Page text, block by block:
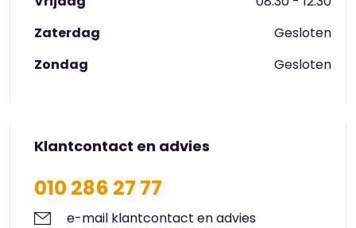
Zaterdag
Gesloten
Zondag
Gesloten
Klantcontact en advies
010 286 27 77
e-mail klantcontact en advies